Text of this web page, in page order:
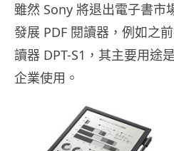
雖然 Sony 將退出電子書市
發展 PDF 閱讀器，例如之
讀器 DPT-S1，其主要用途
企業使用。